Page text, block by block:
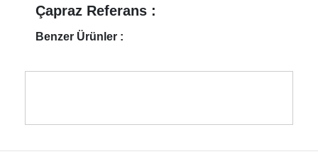
Çapraz Referans :
Benzer Ürünler :